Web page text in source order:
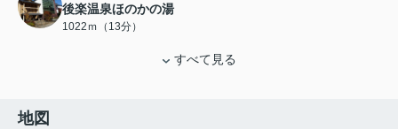
後楽温泉ほのかの湯
1022ｍ（13分）
すべて見る
地図